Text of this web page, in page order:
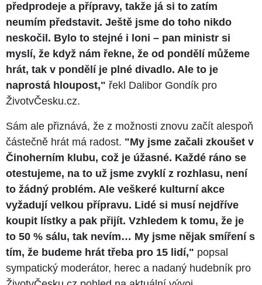
předprodeje a přípravy, takže já si to zatím
neumím představit. Ještě jsme do toho nikdo
neskočil. Bylo to stejné i loni – pan ministr si
myslí, že když nám řekne, že od pondělí můžeme
hrát, tak v pondělí je plné divadlo. Ale to je
naprostá hloupost," řekl Dalibor Gondík pro
ŽivotvČesku.cz.
Sám ale přiznává, že z možnosti znovu začít alespoň
částečně hrát má radost. "My jsme začali zkoušet v
Činoherním klubu, což je úžasné. Každé ráno se
otestujeme, na to už jsme zvyklí z rozhlasu, není
to žádný problém. Ale veškeré kulturní akce
vyžadují velkou přípravu. Lidé si musí nejdříve
koupit lístky a pak přijít. Vzhledem k tomu, že je
to 50 % sálu, tak nevím… My jsme nějak smíření s
tím, že budeme hrát třeba pro 15 lidí," popsal
sympatický moderátor, herec a nadaný hudebník pro